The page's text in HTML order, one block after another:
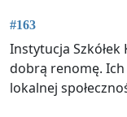
#163
Instytucja
dobrą renomę.
lokalnej